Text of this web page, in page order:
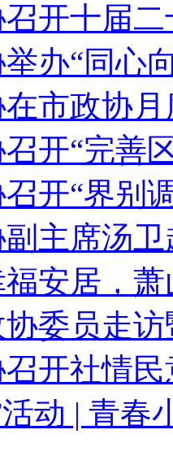
开十届
办“同心
市政协
开“完善
开“界别
主席汤
安居，萧
委员走
召开社情
动 | 青春